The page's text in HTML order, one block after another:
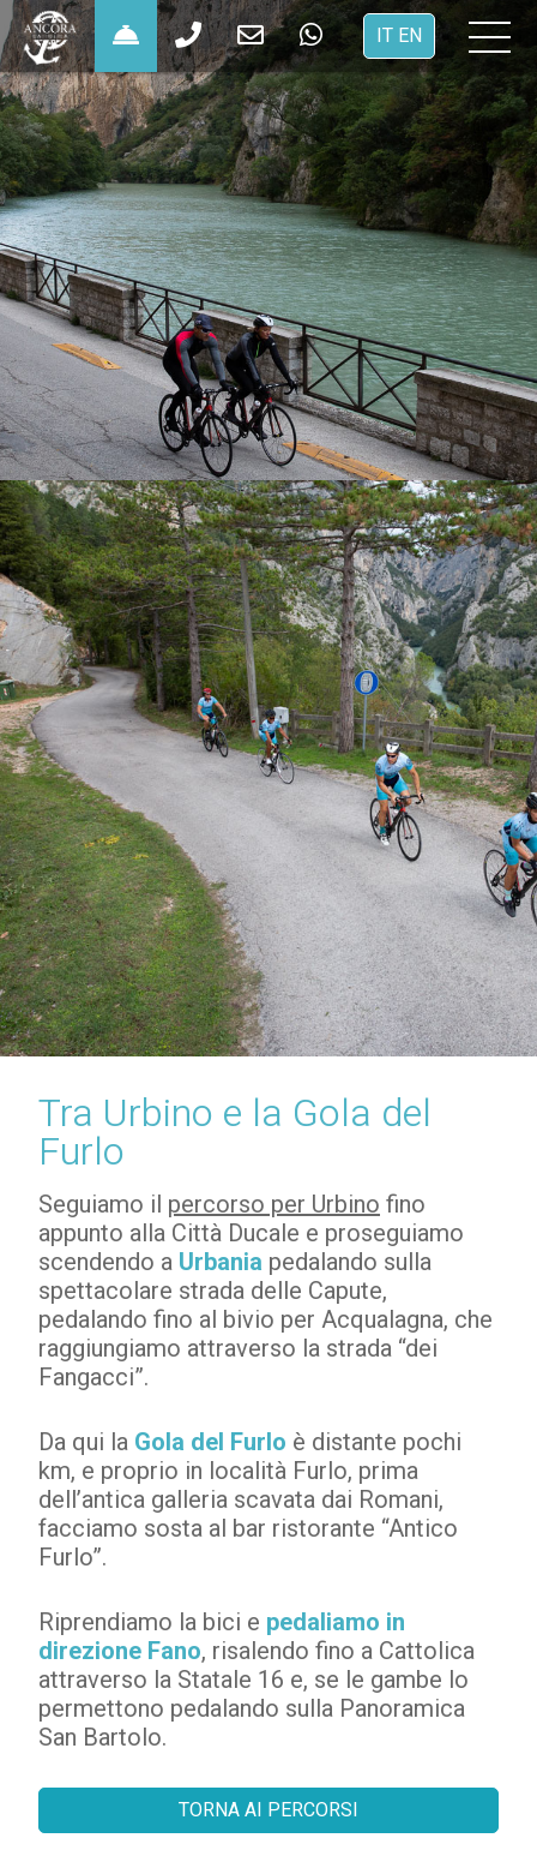
IT EN ×
Tra Urbino e la Gola del
Furlo
Seguiamo il percorso per Urbino fino
appunto alla Città Ducale e proseguiamo
scendendo a Urbania pedalando sulla
spettacolare strada delle Capute,
pedalando fino al bivio per Acqualagna, che
raggiungiamo attraverso la strada “dei
Fangacci”.
Da qui la Gola del Furlo è distante pochi
km, e proprio in località Furlo, prima
dell’antica galleria scavata dai Romani,
facciamo sosta al bar ristorante “Antico
Furlo”.
Riprendiamo la bici e pedaliamo in
direzione Fano, risalendo fino a Cattolica
attraverso la Statale 16 e, se le gambe lo
permettono pedalando sulla Panoramica
San Bartolo.
TORNA AI PERCORSI